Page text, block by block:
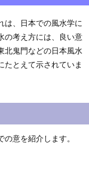
は、日本での風水学に
の考え方には、良い意
北鬼門などの日本風水
たとえて示されていま
意を紹介します。